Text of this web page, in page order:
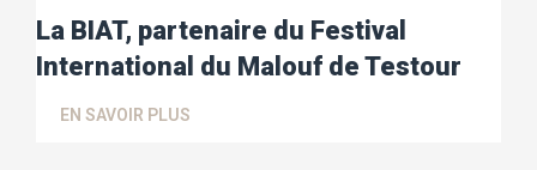
La BIAT, partenaire du Festival
International du Malouf de Testour
EN SAVOIR PLUS